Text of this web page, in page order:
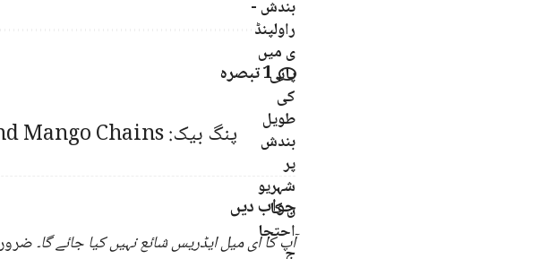
1 تبصرہ
پنگ بیک:Mango Chains
جواب دیں
آپ کا ای میل ایڈریس شائع نہیں کیا جائے گا۔